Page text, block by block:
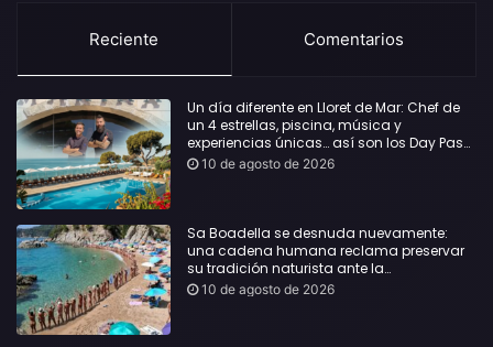
Reciente Comentarios
Un día diferente en Lloret de Mar: Chef de
un 4 estrellas, piscina, música y
experiencias únicas… así son los Day Pass
by Roger de Flor
10 de agosto de 2026
Sa Boadella se desnuda nuevamente:
una cadena humana reclama preservar
su tradición naturista ante la
masificación de la playa
10 de agosto de 2026